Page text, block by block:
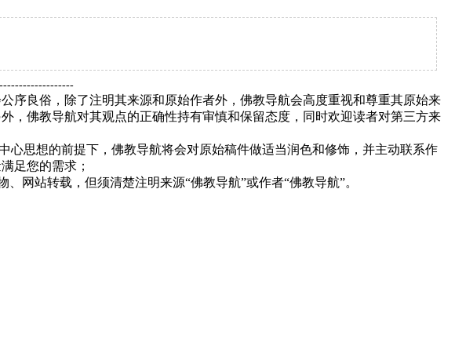
序良俗，除了注明其来源和原始作者外，佛教导航会高度重视和尊重其原始来
，佛教导航对其观点的正确性持有审慎和保留态度，同时欢迎读者对第三方来
思想的前提下，佛教导航将会对原始稿件做适当润色和修饰，并主动联系作
足您的需求；
网站转载，但须清楚注明来源“佛教导航”或作者“佛教导航”。